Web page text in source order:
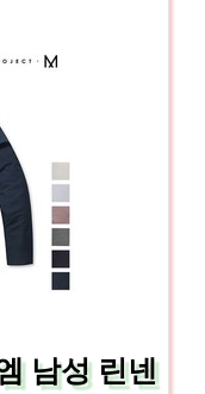
남성 린넨